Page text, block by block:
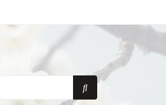
Search